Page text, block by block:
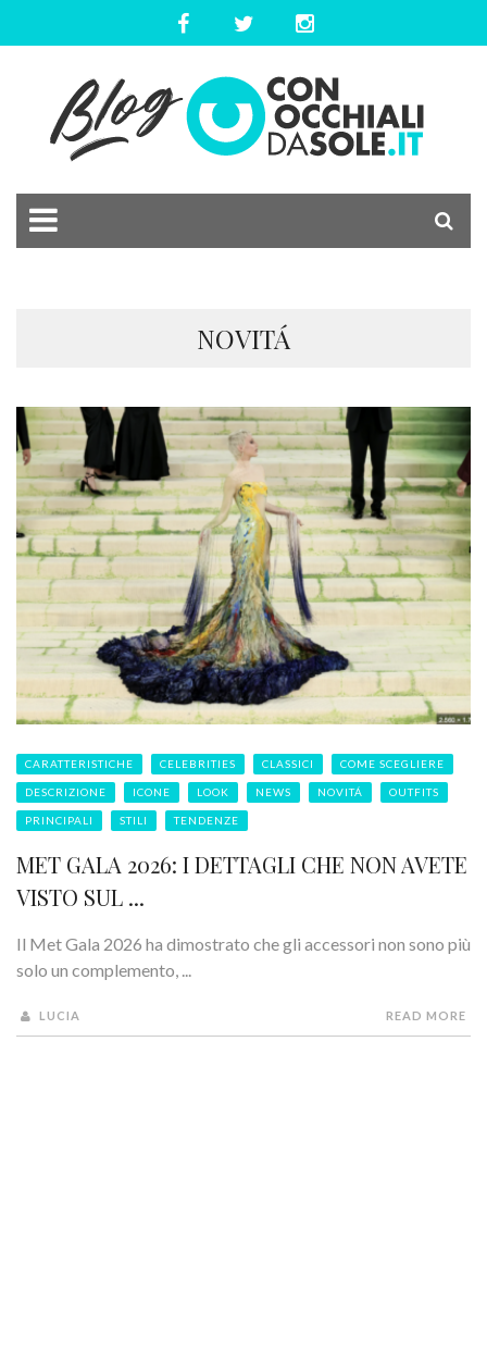
NOVITÁ
CARATTERISTICHE CELEBRITIES CLASSICI COME SCEGLIERE
DESCRIZIONE ICONE LOOK NEWS NOVITÁ OUTFITS
PRINCIPALI STILI TENDENZE
MET GALA 2026: I DETTAGLI CHE NON AVETE
VISTO SUL ...
Il Met Gala 2026 ha dimostrato che gli accessori non sono più
solo un complemento, ...
LUCIA READ MORE